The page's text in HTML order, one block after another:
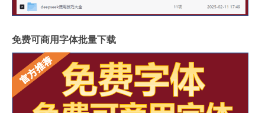
免费可商用字体批量下载